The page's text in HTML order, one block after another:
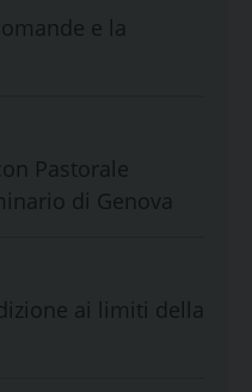
e la
Pastorale
di Genova
ai limiti della